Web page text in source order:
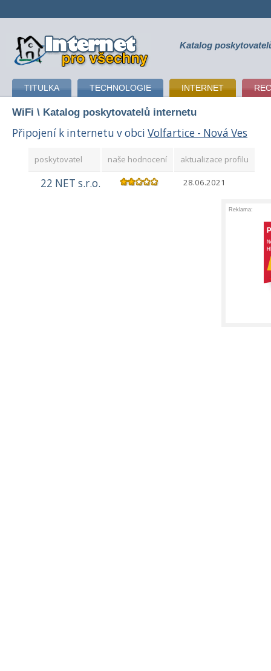
připojení k internetu Katalog
TITULKA TECHNOLOGIE INTERNET
WiFi \ Katalog poskytovatelů internetu
Připojení k internetu v obci Volfartice - Nová Ves
poskytovatel naše hodnocení aktualizace profilu
22 NET s.r.o. 28.06.2021
Reklama: